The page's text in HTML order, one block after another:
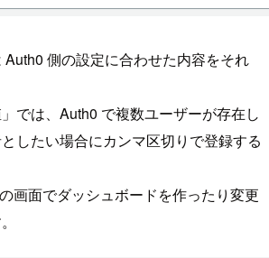
Auth0 側の設定に合わせた内容をそれ
」では、Auth0 で複数ユーザーが存在し
したい場合にカンマ区切りで登録する
画面でダッシュボードを作ったり変更